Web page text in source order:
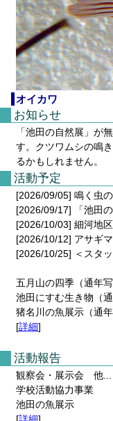
オイカワ
お知らせ
「池田の自然展」が
す。クツワムシの鳴
るかもしれません。
活動予定
[2026/09/05] 鳴く虫
[2026/09/17] 「池田
[2026/10/03] 細河地
[2026/10/12] アサギ
[2026/10/25] ＜スタ
五月山の四季（通年
池田にすむ生き物（
猪名川の魚展示（通
[詳細]
活動報告
観察会・展示会 他...
学校活動協力事業
池田の魚展示